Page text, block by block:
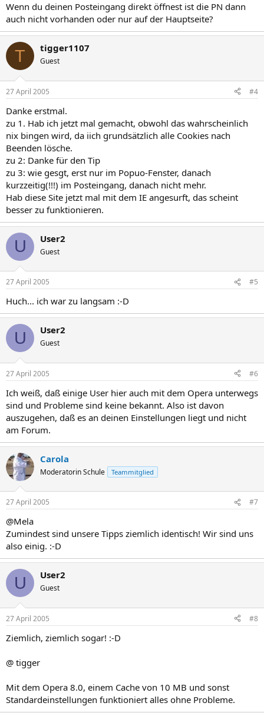
Wenn du deinen Posteingang direkt öffnest ist die PN dann
auch nicht vorhanden oder nur auf der Hauptseite?
T tigger1107
Guest
27 April 2005 #4
Danke erstmal.
zu 1. Hab ich jetzt mal gemacht, obwohl das wahrscheinlich
nix bingen wird, da iich grundsätzlich alle Cookies nach
Beenden lösche.
zu 2: Danke für den Tip
zu 3: wie gesgt, erst nur im Popuo-Fenster, danach
kurzzeitig(!!!) im Posteingang, danach nicht mehr.
Hab diese Site jetzt mal mit dem IE angesurft, das scheint
besser zu funktionieren.
U User2
Guest
27 April 2005 #5
Huch... ich war zu langsam :-D
U User2
Guest
27 April 2005 #6
Ich weiß, daß einige User hier auch mit dem Opera unterwegs
sind und Probleme sind keine bekannt. Also ist davon
auszugehen, daß es an deinen Einstellungen liegt und nicht
am Forum.
Carola
Moderatorin Schule Teammitglied
27 April 2005 #7
@Mela
Zumindest sind unsere Tipps ziemlich identisch! Wir sind uns
also einig. :-D
U User2
Guest
27 April 2005 #8
Ziemlich, ziemlich sogar! :-D
@ tigger
Mit dem Opera 8.0, einem Cache von 10 MB und sonst
Standardeinstellungen funktioniert alles ohne Probleme.